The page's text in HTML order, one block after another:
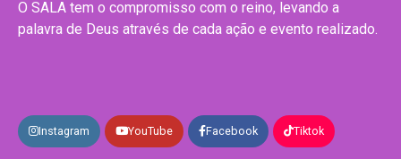
O SALA tem o compromisso com o reino, levando a
palavra de Deus através de cada ação e evento realizado.
Instagram YouTube Facebook Tiktok